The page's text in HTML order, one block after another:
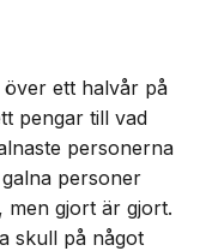
ett halvår på
pengar till vad
personerna
personer
men gjort är gjort.
skull på något